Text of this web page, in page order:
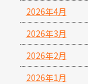
2026年4月
2026年3月
2026年2月
2026年1月